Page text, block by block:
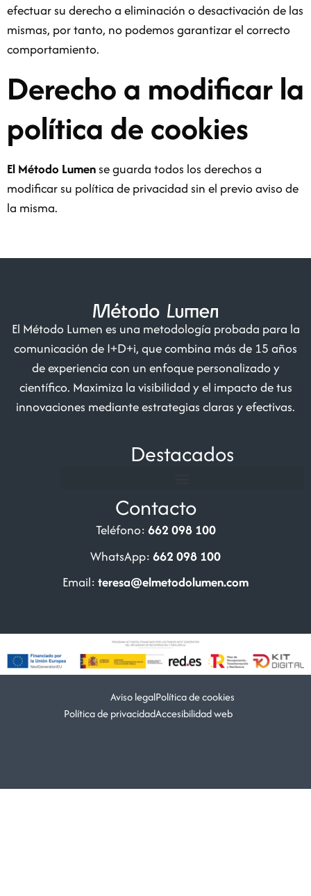
efectuar su derecho a eliminación o desactivación de las
mismas, por tanto, no podemos garantizar el correcto
comportamiento.
Derecho a modificar la
política de cookies
El Método Lumense guarda todos los derechos a
modificar su política de privacidad sin el previo aviso de
la misma.
El Método Lumen es una metodología probada para la
comunicación de I+D+i, que combina más de 15 años
de experiencia con un enfoque personalizado y
científico. Maximiza la visibilidad y el impacto de tus
innovaciones mediante estrategias claras y efectivas.
Destacados
Contacto
Teléfono: 662 098 100
WhatsApp: 662 098 100
Email: teresa@elmetodolumen.com
Aviso legal
Política de privacidad
Política de cookies
Accesibilidad web